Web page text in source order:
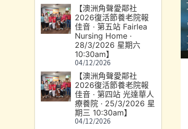
【澳洲角聲愛鄰社
2026復活節養老院報
佳音 · 第五站 Fairlea
Nursing Home ·
28/3/2026 星期六
10:30am】
04/12/2026
【澳洲角聲愛鄰社
2026復活節養老院報
佳音 · 第四站 光達華人
療養院 · 25/3/2026 星
期三 10:30am】
04/12/2026